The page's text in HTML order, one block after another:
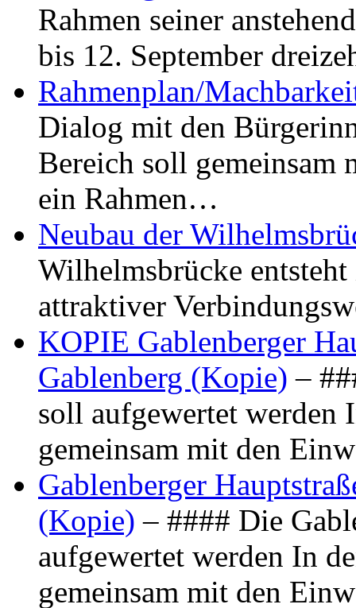
Rahmen seiner
bis 12. September
Rahmenplan/
Dialog mit den
Bereich soll gemeinsam
ein Rahmen…
Neubau der
Wilhelmsbrücke
attraktiver
KOPIE Gablenberger
Gablenberg (Kopie) –
soll aufgewertet werden
gemeinsam mit den
Gablenberger
(Kopie) – #### Die
aufgewertet werden In
gemeinsam mit den